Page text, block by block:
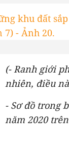
(- Ranh giới
nhiên, điều
- Sơ đồ trong
năm 2020